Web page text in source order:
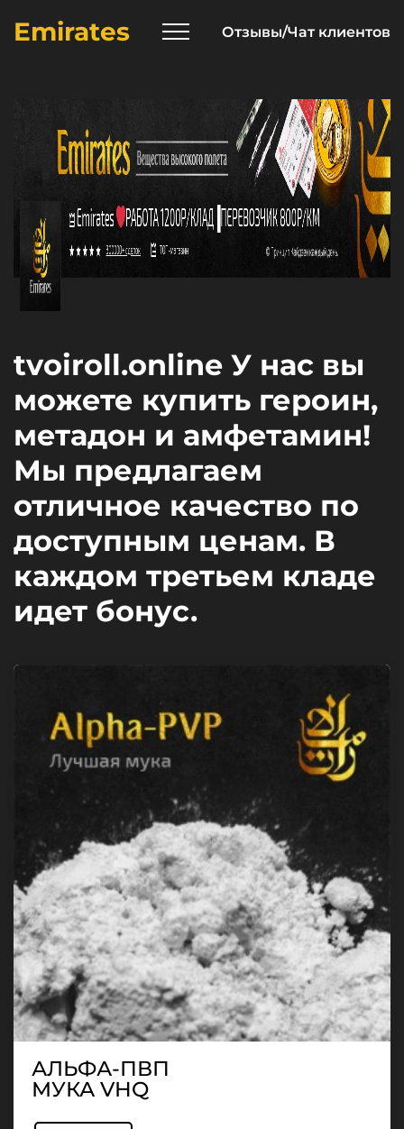
Emirates Отзывы/Чат клиентов
tvoiroll.online У нас вы
можете купить героин,
метадон и амфетамин!
Мы предлагаем
отличное качество по
доступным ценам. В
каждом третьем кладе
идет бонус.
АЛЬФА-ПВП
МУКА VHQ